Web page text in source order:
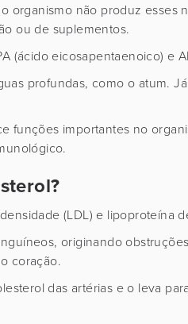
organismo não produz esses
ou de suplementos.
(ácido eicosapentaenoico) e
profundas, como o atum.
funções importantes no
(LDL) e lipoproteína
originando
coração.
das artérias e o leva